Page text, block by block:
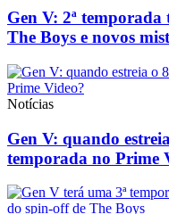
Gen V: 2ª
The Boys e novos
Notícias
Gen V: quando
temporada no Prime